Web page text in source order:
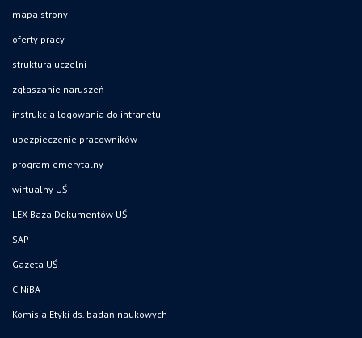
mapa strony
oferty pracy
struktura uczelni
zgłaszanie naruszeń
instrukcja logowania do intranetu
ubezpieczenie pracowników
program emerytalny
wirtualny UŚ
LEX Baza Dokumentów UŚ
SAP
Gazeta UŚ
CINiBA
Komisja Etyki ds. badań naukowych